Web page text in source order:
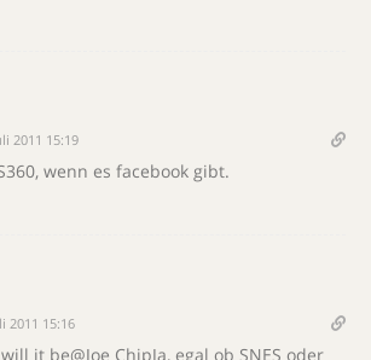
2011 15:19
wenn es facebook gibt.
2011 15:16
it be@Joe ChipJa, egal ob SNES oder